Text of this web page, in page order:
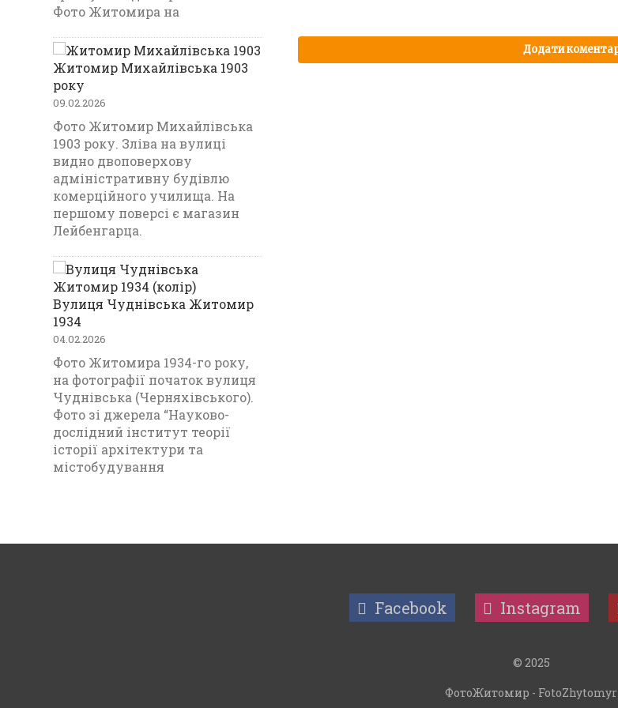
Фото Житомира на
Житомир Михайлівська 1903
року
09.02.2026
Фото Житомир Михайлівська
1903 року. Зліва на вулиці
видно двоповерхову
адміністративну будівлю
комерційного училища. На
першому поверсі є магазин
Лейбенгарца.
Вулиця Чуднівська Житомир
1934
04.02.2026
Фото Житомира 1934-го року,
на фотографії початок вулиця
Чуднівська (Черняхівського).
Фото зі джерела “Науково-
дослідний інститут теорії
історії архітектури та
містобудування
Facebook Instagram
© 2025
ФотоЖитомир - FotoZhytomyr